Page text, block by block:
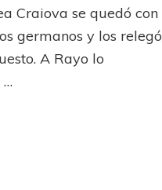
Craiova se quedó con
germanos y los relegó
A Rayo lo
…